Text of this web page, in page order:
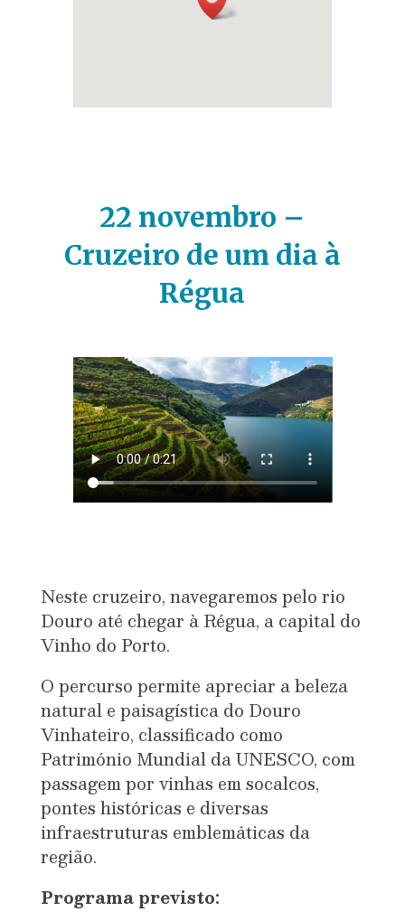
22 novembro –
Cruzeiro de um dia à
Régua
Neste cruzeiro, navegaremos pelo rio
Douro até chegar à Régua, a capital do
Vinho do Porto.
O percurso permite apreciar a beleza
natural e paisagística do Douro
Vinhateiro, classificado como
Património Mundial da UNESCO, com
passagem por vinhas em socalcos,
pontes históricas e diversas
infraestruturas emblemáticas da
região.
Programa previsto: